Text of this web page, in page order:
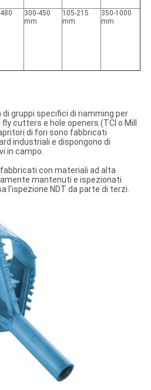
300-450
mm
105-215
mm
350-1000
mm
di gruppi specifici di riamming per
cutters e hole openers (TCI o Mill
di fori sono fabbricati
industriali e dispongono di
in campo.
con materiali ad alta
mantenuti e ispezionati
l'ispezione NDT da parte di terzi.